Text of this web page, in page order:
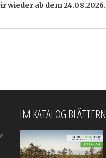
wieder ab dem 24.08.2026.
IM KATALOG BLÄTTERN